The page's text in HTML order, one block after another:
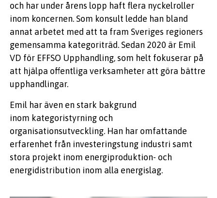
och har under årens lopp haft flera nyckelroller
inom koncernen. Som konsult ledde han bland
annat arbetet med att ta fram Sveriges regioners
gemensamma kategoriträd. Sedan 2020 är Emil
VD för EFFSO Upphandling, som helt fokuserar på
att hjälpa offentliga verksamheter att göra bättre
upphandlingar.
Emil har även en stark bakgrund
inom kategoristyrning och
organisationsutveckling. Han har omfattande
erfarenhet från investeringstung industri samt
stora projekt inom energiproduktion- och
energidistribution inom alla energislag.